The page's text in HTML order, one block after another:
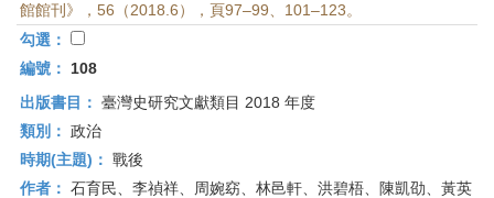
館館刊》，56（2018.6），頁97–99、101–123。
勾選：
編號：
108
出版書目： 臺灣史研究文獻類目 2018 年度
類別： 政治
時期(主題)： 戰後
作者： 石育民、李禎祥、周婉窈、林邑軒、洪碧梧、陳凱劭、黃英